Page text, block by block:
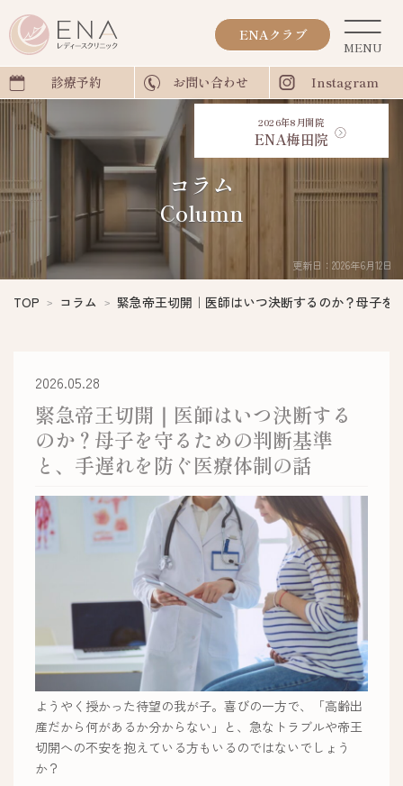
診療予約 お問い合わせ Instagram
ENAクラブ
2026年8月開院
ENA梅田院
更新日：2026年6月12日
TOP コラム 緊急帝王切開｜医師はいつ決断するのか？母子
コラム
Column
2026.05.28
緊急帝王切開｜医師はいつ決断する
のか？母子を守るための判断基準
と、手遅れを防ぐ医療体制の話
ようやく授かった待望の我が子。喜びの一方で、「高齢出
産だから何があるか分からない」と、急なトラブルや帝王
切開への不安を抱えている方もいるのではないでしょう
か？